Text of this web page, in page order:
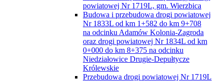
powiatowej Nr 1719L, gm. Wierzbica
Budowa i przebudowa drogi powiatowej
Nr 1833L od km 1+582 do km 9+708
na odcinku Adamów Kolonia-Zagroda
oraz drogi powiatowej Nr 1834L od km
0+000 do km 8+375 na odcinku
Niedziałowice Drugie-Depułtycze
Królewskie
Przebudowa drogi powiatowej Nr 1719L